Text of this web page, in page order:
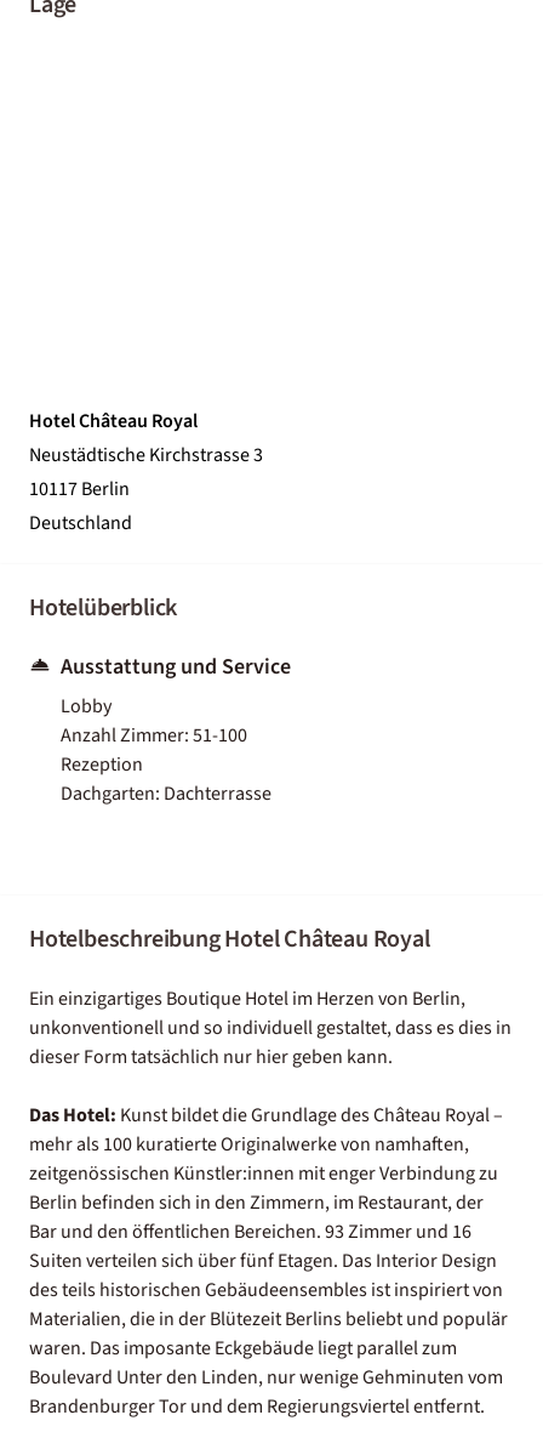
Hotel Château Royal
Neustädtische Kirchstrasse 3
10117 Berlin
Deutschland
Hotelüberblick
Ausstattung und Service
Lobby
Anzahl Zimmer: 51-100
Rezeption
Dachgarten: Dachterrasse
Hotelbeschreibung Hotel Château Royal
Ein einzigartiges Boutique Hotel im Herzen von Berlin,
unkonventionell und so individuell gestaltet, dass es dies in
dieser Form tatsächlich nur hier geben kann.
Das Hotel: Kunst bildet die Grundlage des Château Royal –
mehr als 100 kuratierte Originalwerke von namhaften,
zeitgenössischen Künstler:innen mit enger Verbindung zu
Berlin befinden sich in den Zimmern, im Restaurant, der
Bar und den öffentlichen Bereichen. 93 Zimmer und 16
Suiten verteilen sich über fünf Etagen. Das Interior Design
des teils historischen Gebäudeensembles ist inspiriert von
Materialien, die in der Blütezeit Berlins beliebt und populär
waren. Das imposante Eckgebäude liegt parallel zum
Boulevard Unter den Linden, nur wenige Gehminuten vom
Brandenburger Tor und dem Regierungsviertel entfernt.